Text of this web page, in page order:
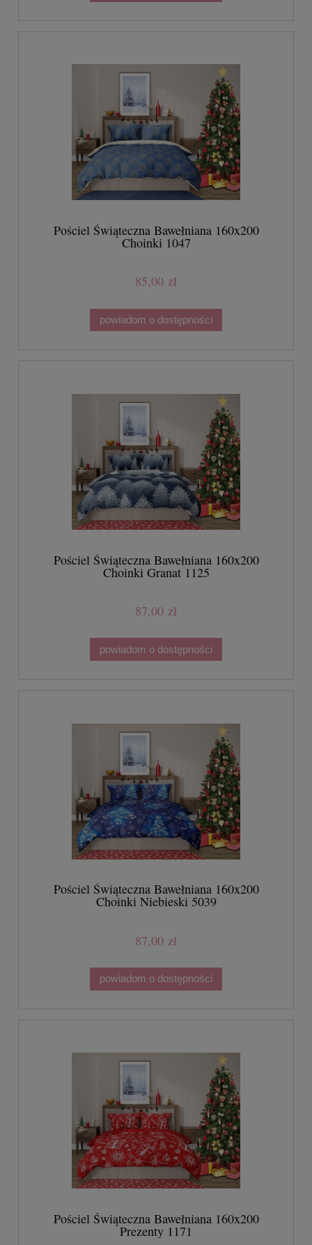
Pościel Świąteczna Bawełniana 160x200
Choinki 1047
85,00 zł
powiadom o dostępności
Pościel Świąteczna Bawełniana 160x200
Choinki Granat 1125
87,00 zł
powiadom o dostępności
Pościel Świąteczna Bawełniana 160x200
Choinki Niebieski 5039
87,00 zł
powiadom o dostępności
Pościel Świąteczna Bawełniana 160x200
Prezenty 1171